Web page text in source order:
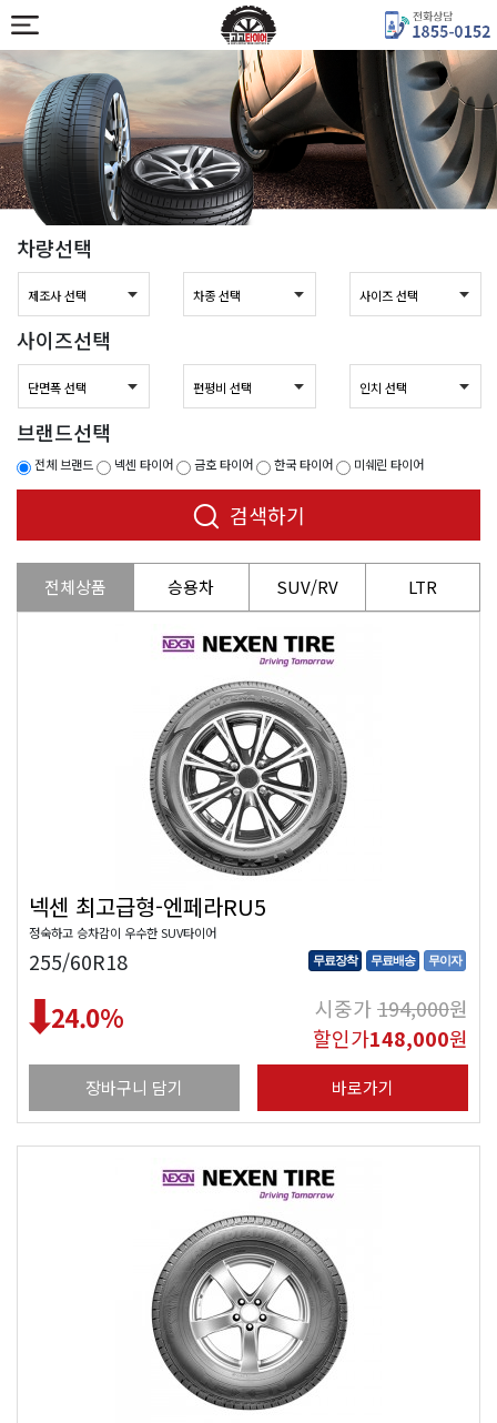
차량선택
사이즈선택
브랜드선택
전체 브랜드 넥센 타이어 금호 타이어 한국 타이어 미쉐린 타이어
검색하기
전체상품 승용차 SUV/RV LTR
넥센 최고급형-엔페라RU5
정숙하고 승차감이 우수한 SUV타이어
255/60R18 무료장착 무료배송 무이자
24.0% 시중가194,000원
할인가148,000원
장바구니 담기 바로가기